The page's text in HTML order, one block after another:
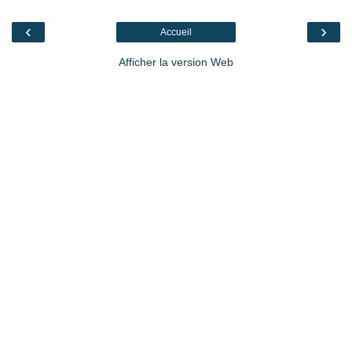
‹ ›
Accueil
Afficher la version Web